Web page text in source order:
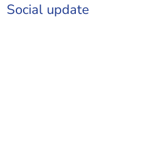
Social update